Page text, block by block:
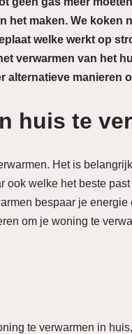
maken. We koken
welke werkt op
verwarmen van het
manieren
huis te
Het is
ook welke het beste
bespaar je energie
om je woning te
te verwarmen in